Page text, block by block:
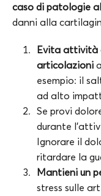
caso di patologie
danni alla
Evita attività
articolazioni
esempio: il
ad alto
Se provi
durante
Ignorare il
ritardare la
Mantieni un
stress sulle